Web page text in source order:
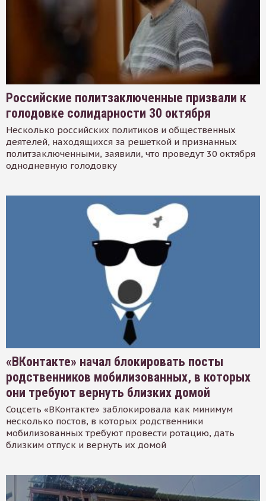
Российские политзаключенные призвали к
голодовке солидарности 30 октября
Несколько российских политиков и общественных
деятелей, находящихся за решеткой и признанных
политзаключенными, заявили, что проведут 30 октября
однодневную голодовку
«ВКонтакте» начал блокировать посты
родственников мобилизованных, в которых
они требуют вернуть близких домой
Соцсеть «ВКонтакте» заблокировала как минимум
несколько постов, в которых родственники
мобилизованных требуют провести ротацию, дать
близким отпуск и вернуть их домой